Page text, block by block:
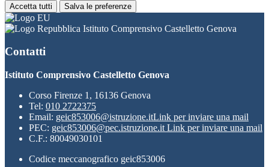
Accetta tutti Salva le preferenze
Istituto Comprensivo Castelletto Genova
Contatti
Istituto Comprensivo Castelletto Genova
Corso Firenze 1, 16136 Genova
Tel: 010 2722375
Email: geic853006@istruzione.itLink per inviare una mail
PEC: geic853006@pec.istruzione.it Link per inviare una mail
C.F.: 80049030101
Codice meccanografico geic853006